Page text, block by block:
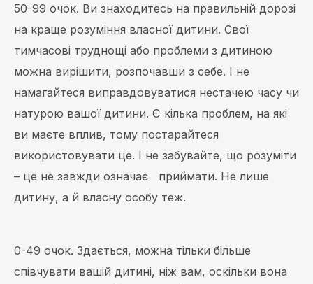
50-99 очок. Ви знаходитесь на правильній дорозі
на краще розуміння власної дитини. Свої
тимчасові труднощі або проблеми з дитиною
можна вирішити, розпочавши з себе. І не
намагайтеся виправдовуватися нестачею часу чи
натурою вашої дитини. Є кілька проблем, на які
ви маєте вплив, тому постарайтеся
використовувати це. І не забувайте, що розуміти
– це не завжди означає приймати. Не лише
дитину, а й власну особу теж.
0-49 очок. Здається, можна тільки більше
співчувати вашій дитині, ніж вам, оскільки вона